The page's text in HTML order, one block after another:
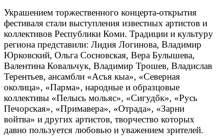
Украшением торжественного концерта-открытия
фестиваля стали выступления известных артистов и
коллективов Республики Коми. Традиции и культуру
региона представили: Лидия Логинова, Владимир
Юрковский, Ольга Сосновская, Вера Булышева,
Валентина Ковальчук, Владимир Трошев, Владислав
Терентьев, ансамбли «Асъя кыа», «Северная
околица», «Парма», народные и образцовые
коллективы «Пелысь мольяс», «Сигудőк», «Русь
Печорская», «Примавера», «Отрада», «Зарни
войтва» и других артистов, творчество которых
давно пользуется любовью и уважением зрителей.